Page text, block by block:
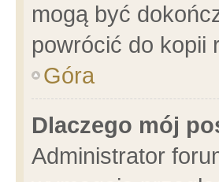
mogą być
powrócić do kopii
Góra
Dlaczego mój
Administrator